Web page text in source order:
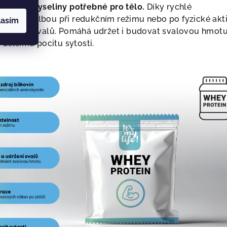
aminokyseliny potřebné pro tělo. Díky rychlé
volbou při redukčním režimu nebo po fyzické
svalů. Pomáhá udržet i budovat svalovou
delšímu pocitu sytosti.